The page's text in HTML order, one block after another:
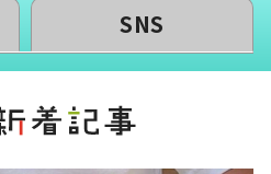
SNS